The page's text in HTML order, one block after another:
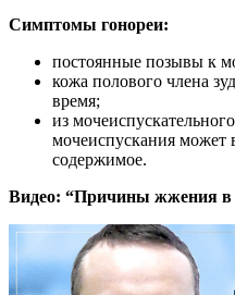
Симптомы гонореи:
постоянные позывы к
кожа полового члена
время;
из
мочеиспускания может
содержимое.
Видео: “Причины жжения в